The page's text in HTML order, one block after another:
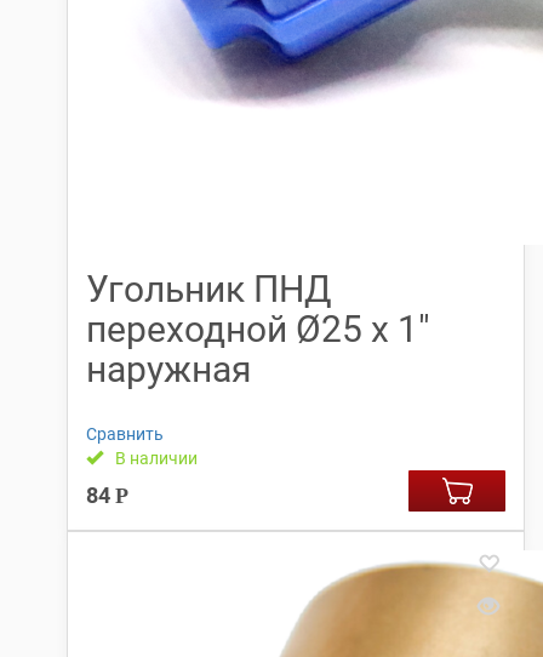
Угольник ПНД
переходной Ø25 х 1″
наружная
Сравнить
В наличии
84 Р